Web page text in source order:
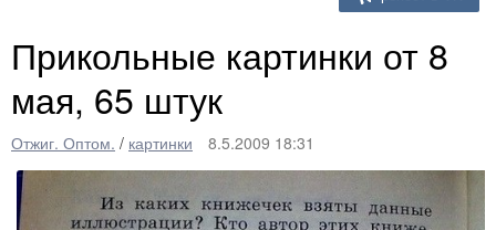
Прикольные картинки от 8
мая, 65 штук
Отжиг. Оптом. / картинки 8.5.2009 18:31